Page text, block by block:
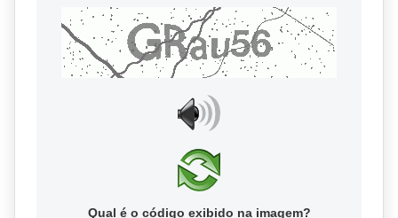
Qual é o código exibido na imagem?